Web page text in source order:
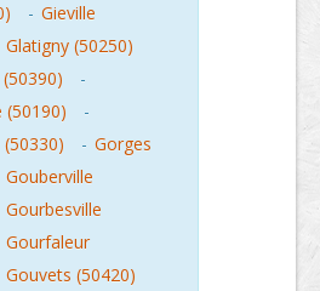
- Gieville
Glatigny (50250)
-
(50190)
-
- Gorges
Gouberville
Gourbesville
Gourfaleur
Gouvets (50420)